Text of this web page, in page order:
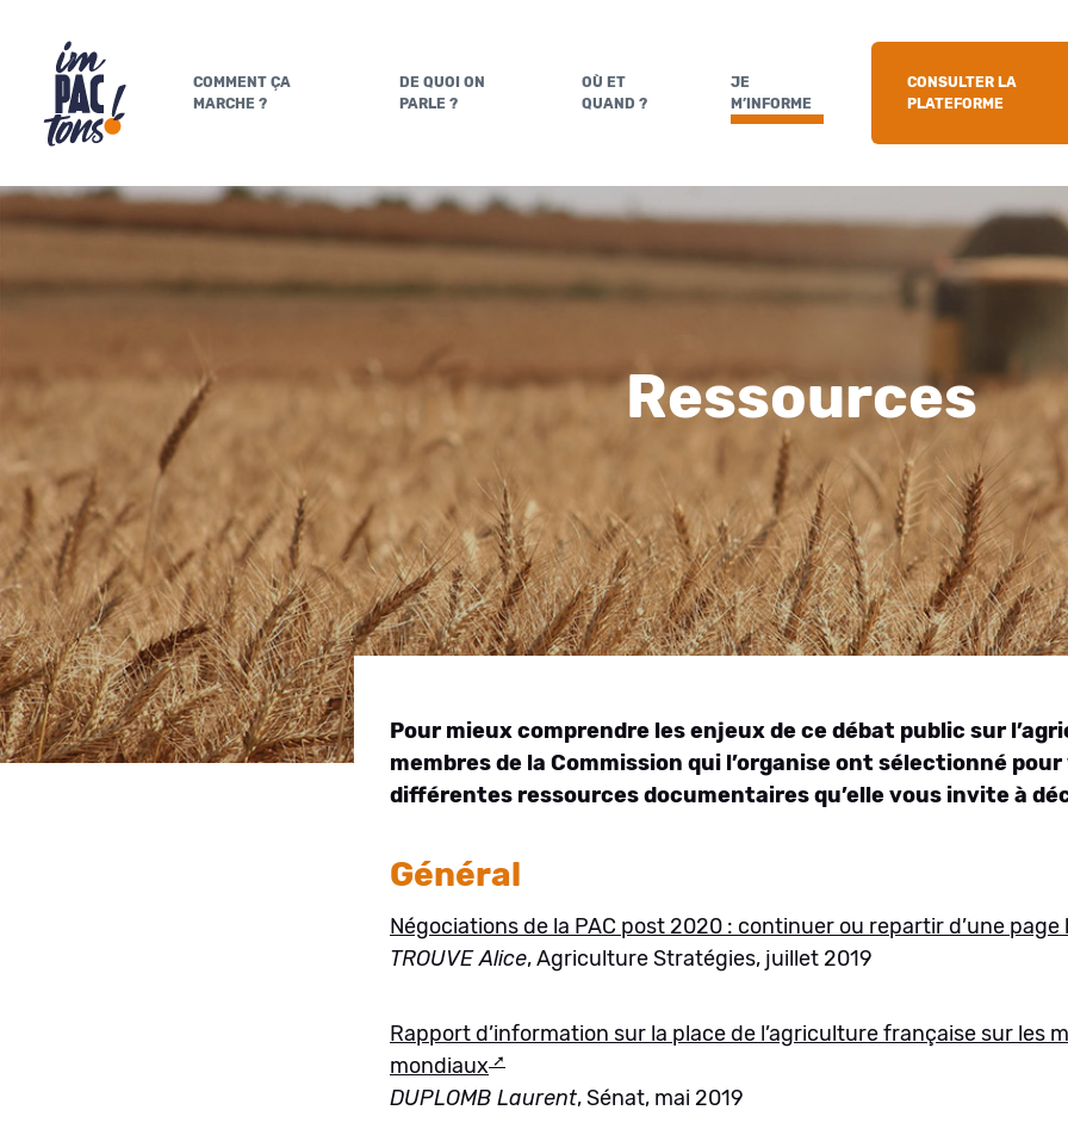
COMMENT ÇA
MARCHE ?
DE QUOI ON
PARLE ?
OÙ ET
QUAND ?
JE
M’INFORME
CONSULTER LA
PLATEFORME
Ressources
Pour mieux comprendre les enjeux de ce débat public sur
membres de la Commission qui l’organise ont sélectionné pour
différentes ressources documentaires qu’elle vous invite à
Général
Négociations de la PAC post 2020 : continuer ou repartir d’une page
TROUVE Alice, Agriculture Stratégies, juillet 2019
Rapport d’information sur la place de l’agriculture française sur les
mondiaux
DUPLOMB Laurent, Sénat, mai 2019